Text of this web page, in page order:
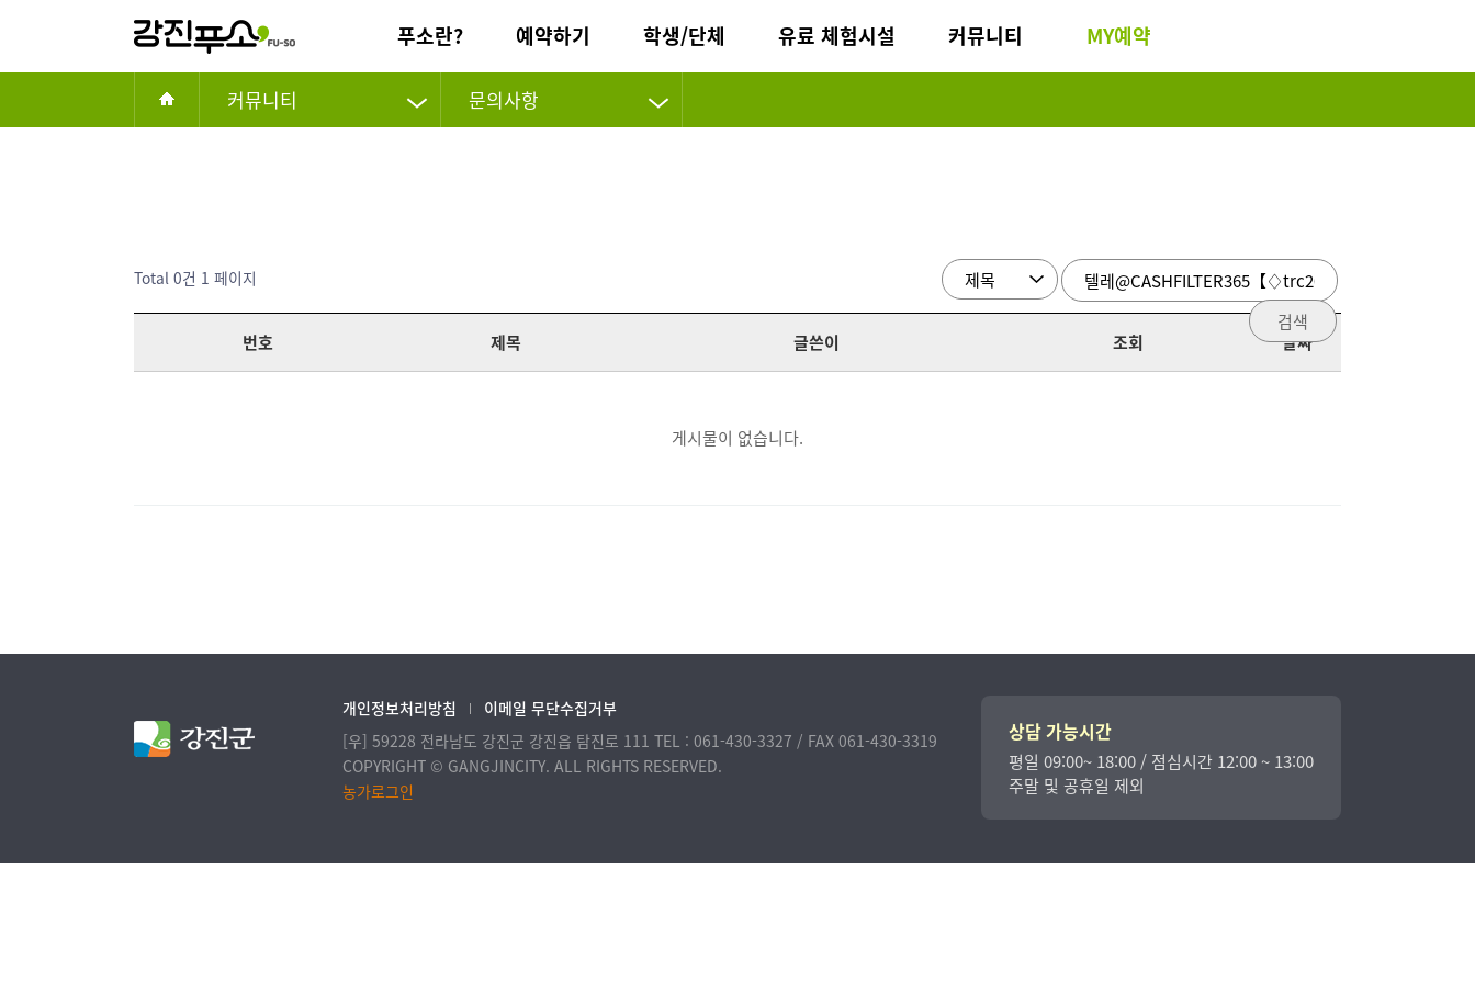
푸소란? 예약하기 학생/단체 유료 체험시설 커뮤니티 MY예약
커뮤니티 문의사항
Total 0건 1 페이지
검색
번호
제목 글쓴이 조회 날짜
게시물이 없습니다.
개인정보처리방침
이메일 무단수집거부
[우] 59228 전라남도 강진군 강진읍 탐진로 111 TEL : 061-430-3327 / FAX 061-430-3319
COPYRIGHT © GANGJINCITY. ALL RIGHTS RESERVED.
농가로그인
상담 가능시간
평일 09:00~ 18:00 / 점심시간 12:00 ~ 13:00
주말 및 공휴일 제외